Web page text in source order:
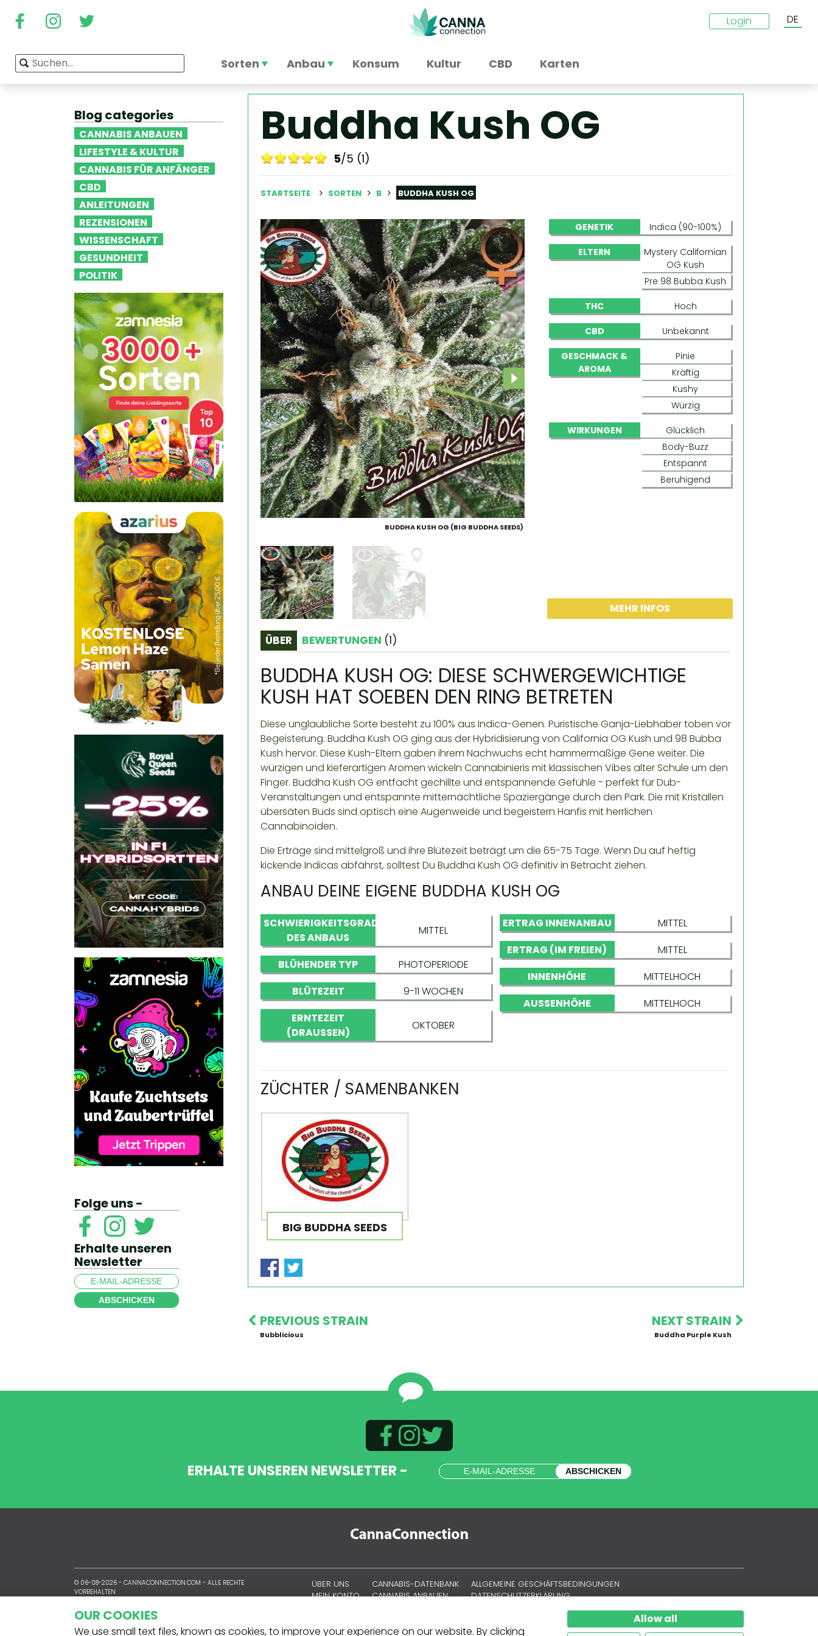
Login DE
Sorten Anbau Konsum Kultur CBD Karten
Blog categories
CANNABIS ANBAUEN
LIFESTYLE & KULTUR
CANNABIS FÜR ANFÄNGER
CBD
ANLEITUNGEN
REZENSIONEN
WISSENSCHAFT
GESUNDHEIT
POLITIK
Folge uns -
Erhalte unseren
Newsletter
ABSCHICKEN
Buddha Kush OG
5/5 (1)
STARTSEITE SORTEN B BUDDHA KUSH OG
BUDDHA KUSH OG (BIG BUDDHA SEEDS)
GENETIK Indica (90-100%)
ELTERN
Mystery Californian
OG Kush
Pre 98 Bubba Kush
THC Hoch
CBD Unbekannt
GESCHMACK &
AROMA
Pinie
Kräftig
Kushy
Würzig
WIRKUNGEN
Glücklich
Body-Buzz
Entspannt
Beruhigend
MEHR INFOS
ÜBER BEWERTUNGEN (1)
BUDDHA KUSH OG: DIESE SCHWERGEWICHTIGE
KUSH HAT SOEBEN DEN RING BETRETEN
Diese unglaubliche Sorte besteht zu 100% aus Indica-Genen. Puristische Ganja-Liebhaber toben vor
Begeisterung. Buddha Kush OG ging aus der Hybridisierung von California OG Kush und 98 Bubba
Kush hervor. Diese Kush-Eltern gaben ihrem Nachwuchs echt hammermäßige Gene weiter. Die
würzigen und kieferartigen Aromen wickeln Cannabinieris mit klassischen Vibes alter Schule um den
Finger. Buddha Kush OG entfacht gechillte und entspannende Gefühle - perfekt für Dub-
Veranstaltungen und entspannte mitternächtliche Spaziergänge durch den Park. Die mit Kristallen
übersäten Buds sind optisch eine Augenweide und begeistern Hanfis mit herrlichen
Cannabinoiden.
Die Erträge sind mittelgroß und ihre Blütezeit beträgt um die 65-75 Tage. Wenn Du auf heftig
kickende Indicas abfährst, solltest Du Buddha Kush OG definitiv in Betracht ziehen.
ANBAU DEINE EIGENE BUDDHA KUSH OG
SCHWIERIGKEITSGRAD
DES ANBAUS
MITTEL
BLÜHENDER TYP
PHOTOPERIODE
BLÜTEZEIT
9-11 WOCHEN
ERNTEZEIT
(DRAUSSEN)
OKTOBER
ERTRAG INNENANBAU
MITTEL
ERTRAG (IM FREIEN)
MITTEL
INNENHÖHE
MITTELHOCH
AUSSENHÖHE
MITTELHOCH
ZÜCHTER / SAMENBANKEN
BIG BUDDHA SEEDS
PREVIOUS STRAIN
Bubblicious
NEXT STRAIN
Buddha Purple Kush
ERHALTE UNSEREN NEWSLETTER - ABSCHICKEN
© 06-08-2026 - CANNACONNECTION.COM - ALLE RECHTE
VORBEHALTEN
ÜBER UNS
MEIN KONTO
CANNABIS-DATENBANK
CANNABIS ANBAUEN
ALLGEMEINE GESCHÄFTSBEDINGUNGEN
DATENSCHUTZERKLÄRUNG
OUR COOKIES
We use small text files, known as cookies, to improve your experience on our website. By clicking
Allow all